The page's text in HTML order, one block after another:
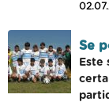
Se
Este